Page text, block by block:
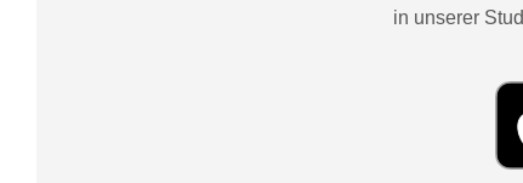
in unserer